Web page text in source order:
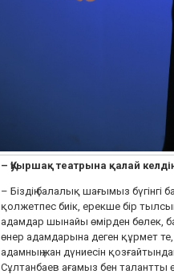
– Қуыршақ театрына қалай
– Біздің балалық шағымыз
қолжетпес биік, ерекше бір
адамдар шынайы өмірден бөлек,
өнер адамдарына деген құрмет
адамның жан дүниесін
Сұлтанбаев ағамыз бен талантты